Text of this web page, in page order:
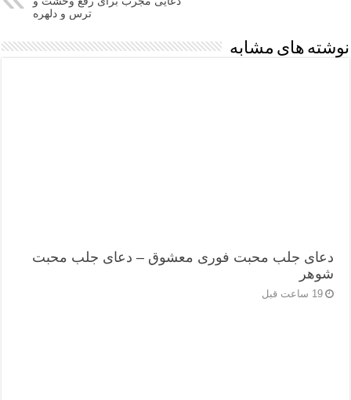
ترس و دلهره
نوشته های مشابه
دعای جلب محبت فوری معشوق – دعای جلب محبت
شوهر
19 ساعت قبل